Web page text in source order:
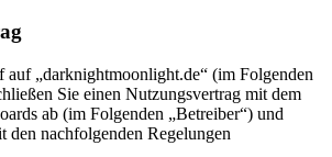
„darknightmoonlight.de“ (im Folgenden
Sie einen Nutzungsvertrag mit dem
ab (im Folgenden „Betreiber“) und
den nachfolgenden Regelungen